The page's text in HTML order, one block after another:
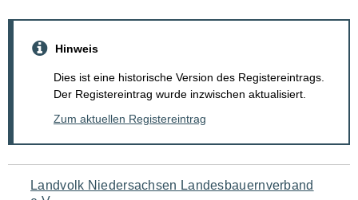
Hinweis
Dies ist eine historische Version des Registereintrags.
Der Registereintrag wurde inzwischen aktualisiert.
Zum aktuellen Registereintrag
Navigation
Landvolk Niedersachsen Landesbauernverband